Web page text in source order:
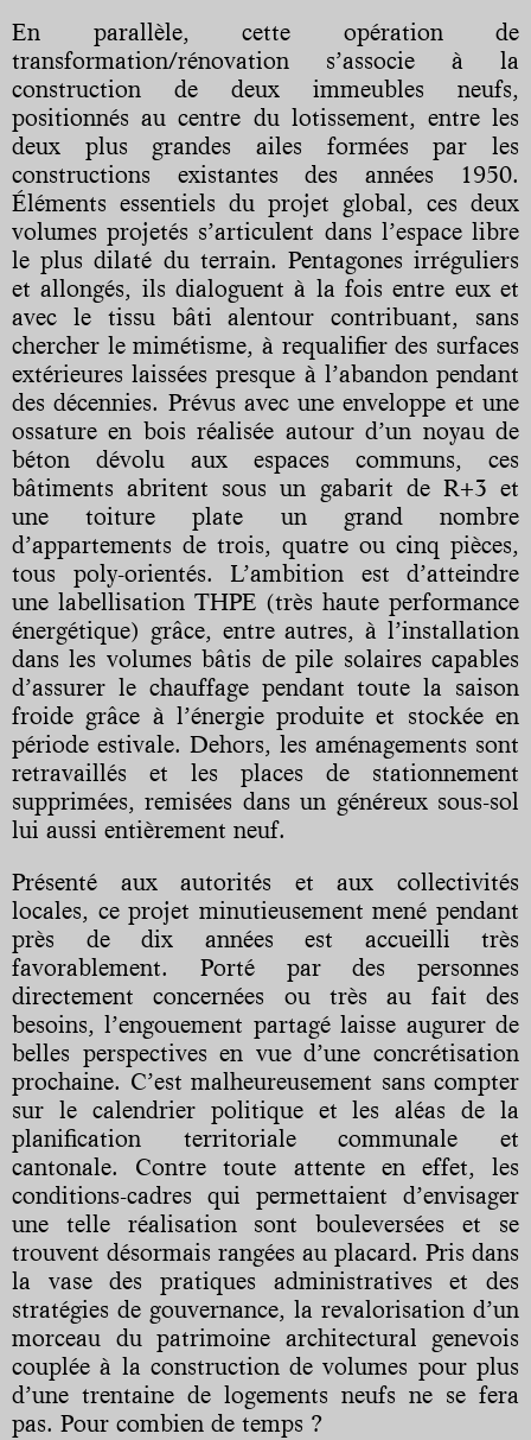
En parallèle, cette opération de
transformation/rénovation s’associe à la
construction de deux immeubles neufs,
positionnés au centre du lotissement, entre les
deux plus grandes ailes formées par les
constructions existantes des années 1950.
Éléments essentiels du projet global, ces deux
volumes projetés s’articulent dans l’espace libre
le plus dilaté du terrain. Pentagones irréguliers
et allongés, ils dialoguent à la fois entre eux et
avec le tissu bâti alentour contribuant, sans
chercher le mimétisme, à requalifier des surfaces
extérieures laissées presque à l’abandon pendant
des décennies. Prévus avec une enveloppe et une
ossature en bois réalisée autour d’un noyau de
béton dévolu aux espaces communs, ces
bâtiments abritent sous un gabarit de R+3 et
une toiture plate un grand nombre
d’appartements de trois, quatre ou cinq pièces,
tous poly-orientés. L’ambition est d’atteindre
une labellisation THPE (très haute performance
énergétique) grâce, entre autres, à l’installation
dans les volumes bâtis de pile solaires capables
d’assurer le chauffage pendant toute la saison
froide grâce à l’énergie produite et stockée en
période estivale. Dehors, les aménagements sont
retravaillés et les places de stationnement
supprimées, remisées dans un généreux sous-sol
lui aussi entièrement neuf.
Présenté aux autorités et aux collectivités
locales, ce projet minutieusement mené pendant
près de dix années est accueilli très
favorablement. Porté par des personnes
directement concernées ou très au fait des
besoins, l’engouement partagé laisse augurer de
belles perspectives en vue d’une concrétisation
prochaine. C’est malheureusement sans compter
sur le calendrier politique et les aléas de la
planification territoriale communale et
cantonale. Contre toute attente en effet, les
conditions-cadres qui permettaient d’envisager
une telle réalisation sont bouleversées et se
trouvent désormais rangées au placard. Pris dans
la vase des pratiques administratives et des
stratégies de gouvernance, la revalorisation d’un
morceau du patrimoine architectural genevois
couplée à la construction de volumes pour plus
d’une trentaine de logements neufs ne se fera
pas. Pour combien de temps ?